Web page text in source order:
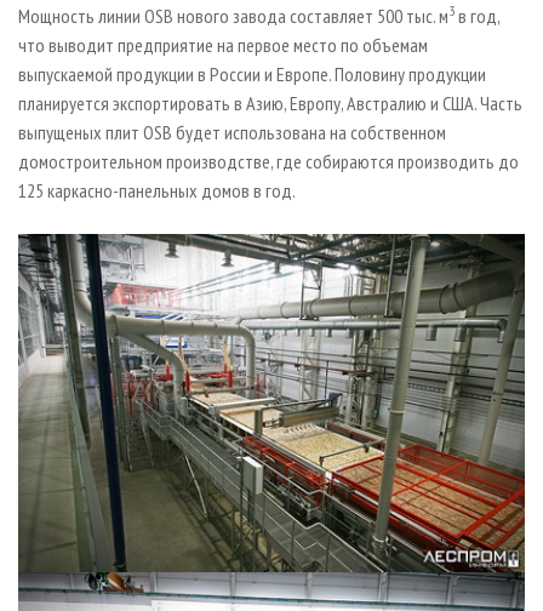
Мощность линии OSB нового завода составляет 500 тыс. м3 в год,
что выводит предприятие на первое место по объемам
выпускаемой продукции в России и Европе. Половину продукции
планируется экспортировать в Азию, Европу, Австралию и США. Часть
выпущеных плит OSB будет использована на собственном
домостроительном производстве, где собираются производить до
125 каркасно-панельных домов в год.